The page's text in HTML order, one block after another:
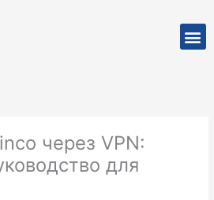
через VPN:
для